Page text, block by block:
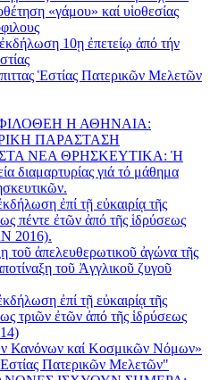
«γάμου» καί υἱοθεσίας
10ῃ ἐπετείῳ ἀπό τήν
Ἑστίας Πατερικῶν Μελετῶν
Η ΑΘΗΝΑΙΑ:
ΠΑΡΑΣΤΑΣΗ
ΝΕΑ ΘΡΗΣΚΕΥΤΙΚΑ: Ἡ
διαμαρτυρίας γιά τό μάθημα
ἐπί τῇ εὐκαιρίᾳ τῆς
πέντε ἐτῶν ἀπό τῆς ἱδρύσεως
2016).
τοῦ ἀπελευθερωτικοῦ ἀγώνα τῆς
τοῦ Ἀγγλικοῦ ζυγοῦ
ἐπί τῇ εὐκαιρίᾳ τῆς
τριῶν ἐτῶν ἀπό τῆς ἱδρύσεως
Κανόνων καί Κοσμικῶν Νόμων»
Πατερικῶν Μελετῶν"